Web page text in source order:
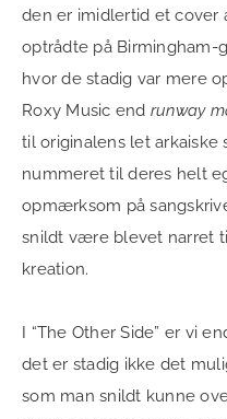
den er imidlertid et cover
optrådte på Birmingham-
hvor de stadig var mere
Roxy Music end runway
til originalens let arkaiske
nummeret til deres helt
opmærksom på
snildt være blevet narret
kreation.
I “The Other Side” er vi
det er stadig ikke det
som man snildt kunne